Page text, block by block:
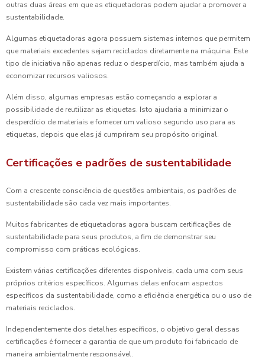
outras duas áreas em que as etiquetadoras podem ajudar a promover a
sustentabilidade.
Algumas etiquetadoras agora possuem sistemas internos que permitem
que materiais excedentes sejam reciclados diretamente na máquina. Este
tipo de iniciativa não apenas reduz o desperdício, mas também ajuda a
economizar recursos valiosos.
Além disso, algumas empresas estão começando a explorar a
possibilidade de reutilizar as etiquetas. Isto ajudaria a minimizar o
desperdício de materiais e fornecer um valioso segundo uso para as
etiquetas, depois que elas já cumpriram seu propósito original.
Certificações e padrões de sustentabilidade
Com a crescente consciência de questões ambientais, os padrões de
sustentabilidade são cada vez mais importantes.
Muitos fabricantes de etiquetadoras agora buscam certificações de
sustentabilidade para seus produtos, a fim de demonstrar seu
compromisso com práticas ecológicas.
Existem várias certificações diferentes disponíveis, cada uma com seus
próprios critérios específicos. Algumas delas enfocam aspectos
específicos da sustentabilidade, como a eficiência energética ou o uso de
materiais reciclados.
Independentemente dos detalhes específicos, o objetivo geral dessas
certificações é fornecer a garantia de que um produto foi fabricado de
maneira ambientalmente responsável.